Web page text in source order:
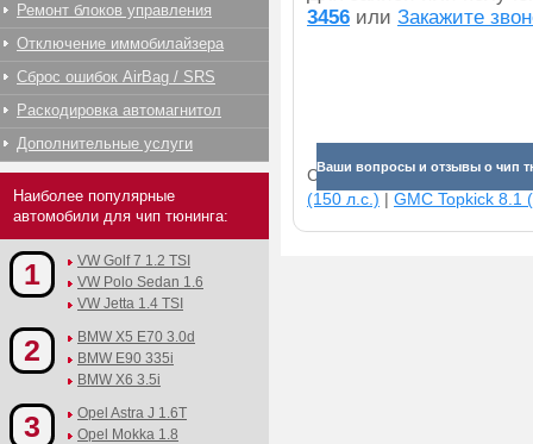
3456 или Закажите
Ваши вопросы и отзывы о чип
Смотрите прибавки для
(150 л.с.) | GMC Topkick 8.1
Ремонт блоков управления
Отключение иммобилайзера
Сброс ошибок AirBag / SRS
Раскодировка автомагнитол
Дополнительные услуги
Наиболее популярные
автомобили для чип тюнинга:
1
VW Golf 7 1.2 TSI
VW Polo Sedan 1.6
VW Jetta 1.4 TSI
2
BMW X5 E70 3.0d
BMW E90 335i
BMW X6 3.5i
3
Opel Astra J 1.6T
Opel Mokka 1.8